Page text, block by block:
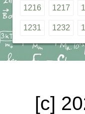
1216 1217
1231 1232
[c]